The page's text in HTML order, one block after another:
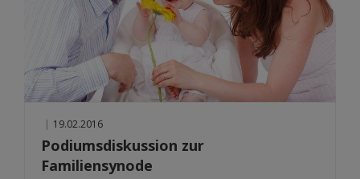
19.02.2016
Podiumsdiskussion zur
Familiensynode